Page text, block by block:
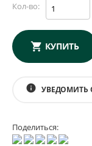
Кол-во:
КУПИТЬ
info УВЕДОМИТЬ
Поделиться: